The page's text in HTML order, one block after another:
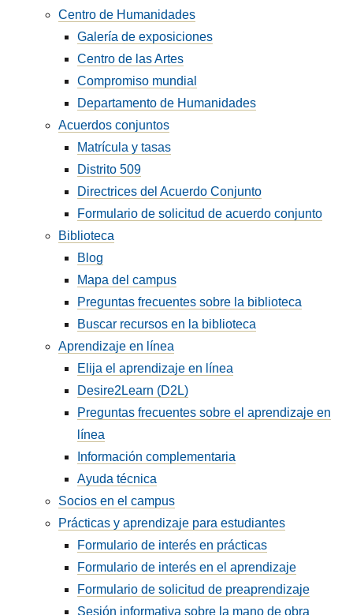
Centro de Humanidades
Galería de exposiciones
Centro de las Artes
Compromiso mundial
Departamento de Humanidades
Acuerdos conjuntos
Matrícula y tasas
Distrito 509
Directrices del Acuerdo Conjunto
Formulario de solicitud de acuerdo conjunto
Biblioteca
Blog
Mapa del campus
Preguntas frecuentes sobre la biblioteca
Buscar recursos en la biblioteca
Aprendizaje en línea
Elija el aprendizaje en línea
Desire2Learn (D2L)
Preguntas frecuentes sobre el aprendizaje en
línea
Información complementaria
Ayuda técnica
Socios en el campus
Prácticas y aprendizaje para estudiantes
Formulario de interés en prácticas
Formulario de interés en el aprendizaje
Formulario de solicitud de preaprendizaje
Sesión informativa sobre la mano de obra